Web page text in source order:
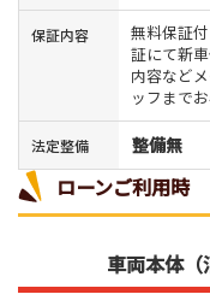
保証内容
無料保証
証にて新
内容など
ッフまで
法定整備 整備無
ローンご利用時
車両本体